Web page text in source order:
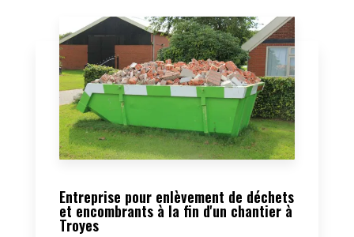
Entreprise pour enlèvement de déchets
et encombrants à la fin d'un chantier à
Troyes